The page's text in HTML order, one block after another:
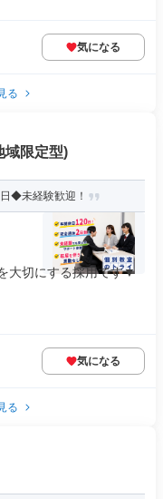
気になる
る
域限定型)
◆未経験歓迎！
大切にする採用です▼
気になる
る